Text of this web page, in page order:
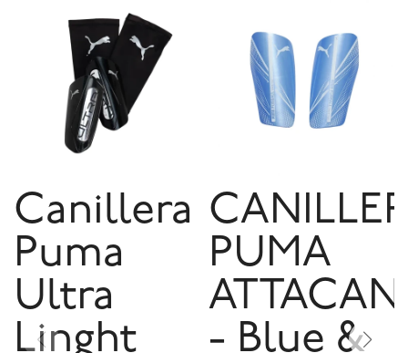
Canillera
Puma
Ultra
Linght
PUMA
- Blue &